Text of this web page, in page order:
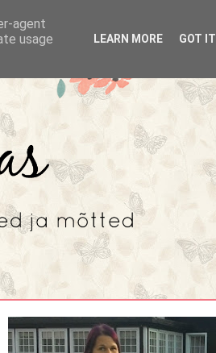
agent
usage
LEARN MORE GOT IT